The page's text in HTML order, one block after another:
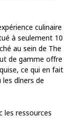
culinaire
à seulement 10
au sein de The
de gamme offre
ce qui en fait
dîners de
les ressources